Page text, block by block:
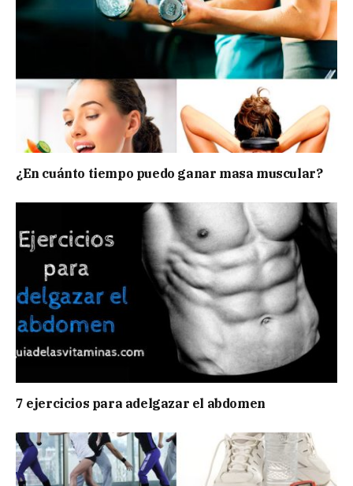
¿En cuánto tiempo puedo ganar masa muscular?
7 ejercicios para adelgazar el abdomen